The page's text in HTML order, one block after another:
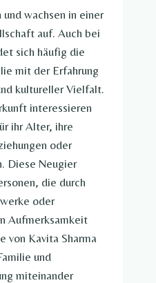
wachsen in einer
auf. Auch bei
sich häufig die
mit der Erfahrung
kultureller Vielfalt.
interessieren
ihr Alter, ihre
oder
Diese Neugier
die durch
oder
Aufmerksamkeit
von Kavita Sharma
und
miteinander